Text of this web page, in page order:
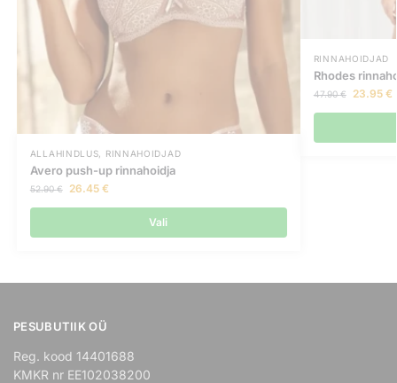
ALLAHINDLUS RINNAHOIDJAD
Avero push-up rinnahoidja
52.90€ 26.45 €
Vali
RINNAHOIDJAD
Rhodes
47.90€ 23.95 €
PESUBUTIIK OÜ
Reg. kood 14401688
KMKR nr EE102038200